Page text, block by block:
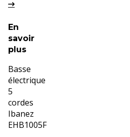
En
savoir
plus
Basse
électrique
5
cordes
Ibanez
EHB1005F